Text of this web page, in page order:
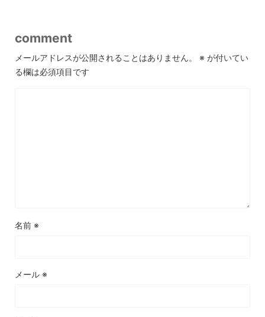
comment
メールアドレスが公開されることはありません。 ※ が付いてい
る欄は必須項目です
名前 ※
メール ※